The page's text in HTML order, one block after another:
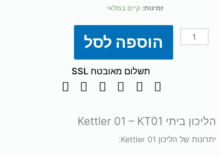
₪2,510.
זמינות: קיים במלאי
Kettler
הוספה לסל
תשלום מאובטח SSL
הליכון ביתי Kettler 01 – KT01
יתרונות של הליכון Kettler 01: